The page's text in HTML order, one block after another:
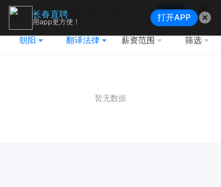
搜索
地图
朝阳 翻译法律 薪资范围 筛选
暂无数据
长春直聘
用app更方便！ 打开APP